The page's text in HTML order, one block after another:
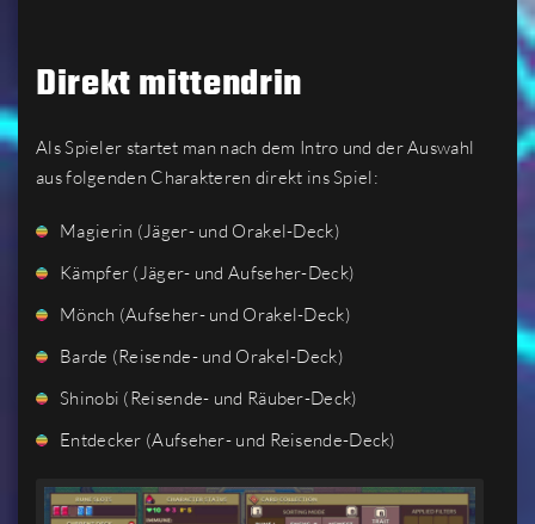
Direkt mittendrin
Als Spieler startet man nach dem Intro und der Auswahl
aus folgenden Charakteren direkt ins Spiel:
Magierin (Jäger- und Orakel-Deck)
Kämpfer (Jäger- und Aufseher-Deck)
Mönch (Aufseher- und Orakel-Deck)
Barde (Reisende- und Orakel-Deck)
Shinobi (Reisende- und Räuber-Deck)
Entdecker (Aufseher- und Reisende-Deck)